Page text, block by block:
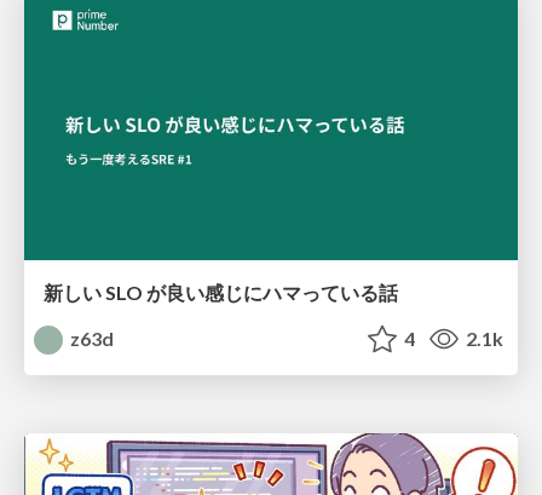
新しい SLO が良い感じにハマっている話
z63d
4 2.1k